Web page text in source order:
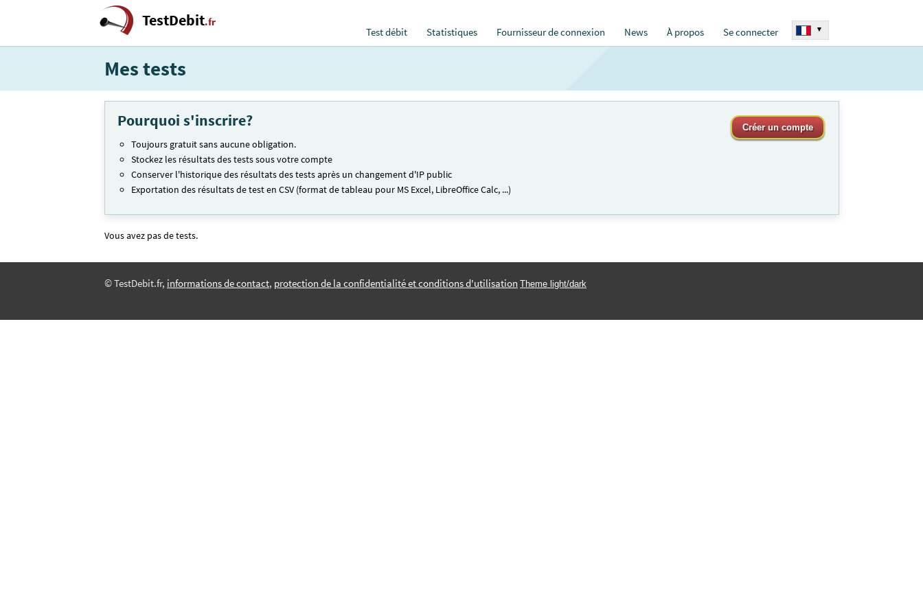
TestDebit.fr
Test débit Statistiques Fournisseur de connexion News À propos Se connecter ▾
Mes tests
Pourquoi s'inscrire?
Toujours gratuit sans aucune obligation.
Stockez les résultats des tests sous votre compte
Conserver l'historique des résultats des tests après un changement d'IP public
Exportation des résultats de test en CSV (format de tableau pour MS Excel, LibreOffice Calc, ...)
Créer un compte
Vous avez pas de tests.
© TestDebit.fr, informations de contact, protection de la confidentialité et conditions d'utilisation Theme light/dark